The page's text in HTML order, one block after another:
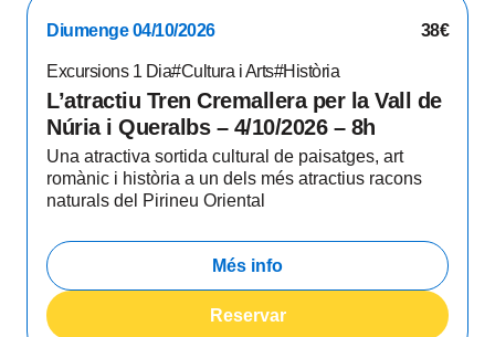
Diumenge 04/10/2026 38€
Excursions 1 Dia#Cultura i Arts#Història
L’atractiu Tren Cremallera per la Vall de
Núria i Queralbs – 4/10/2026 – 8h
Una atractiva sortida cultural de paisatges, art
romànic i història a un dels més atractius racons
naturals del Pirineu Oriental
Més info
Reservar